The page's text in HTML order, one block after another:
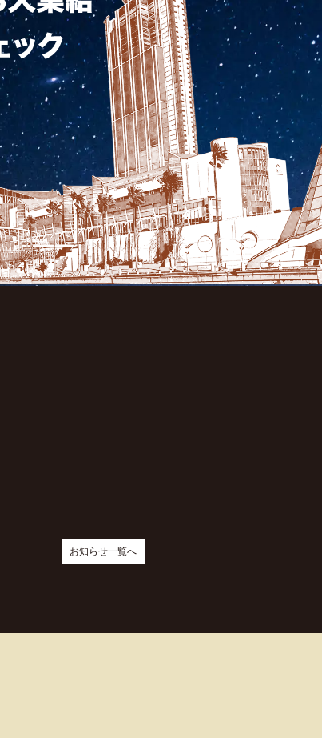
お知らせ一覧へ